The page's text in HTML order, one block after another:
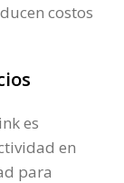
costos
es
en
para